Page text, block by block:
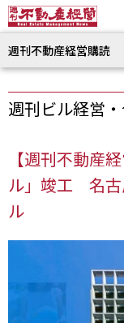
週刊不動産経営購読
週刊ビル経営
【週刊不動産
ル」竣工 名古
ル